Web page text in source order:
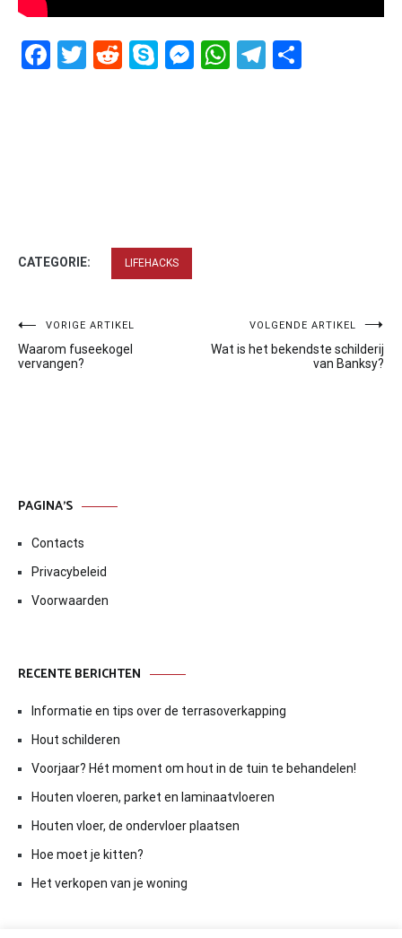
Facebook
Twitter
RedditSkypeMessenger
WhatsApp
Telegram
CATEGORIE: LIFEHACKS
Bericht
navigatie
VORIGE ARTIKEL
Waarom fuseekogel
vervangen?
VOLGENDE ARTIKEL
Wat is het bekendste schilderij
van Banksy?
PAGINA’S
Contacts
Privacybeleid
Voorwaarden
RECENTE BERICHTEN
Informatie en tips over de terrasoverkapping
Hout schilderen
Voorjaar? Hét moment om hout in de tuin te behandelen!
Houten vloeren, parket en laminaatvloeren
Houten vloer, de ondervloer plaatsen
Hoe moet je kitten?
Het verkopen van je woning